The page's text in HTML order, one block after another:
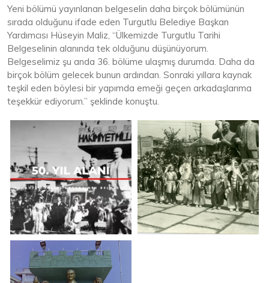
Yeni bölümü yayınlanan belgeselin daha birçok bölümünün
sırada olduğunu ifade eden Turgutlu Belediye Başkan
Yardımcısı Hüseyin Maliz, “Ülkemizde Turgutlu Tarihi
Belgeselinin alanında tek olduğunu düşünüyorum.
Belgeselimiz şu anda 36. bölüme ulaşmış durumda. Daha da
birçok bölüm gelecek bunun ardından. Sonraki yıllara kaynak
teşkil eden böylesi bir yapımda emeği geçen arkadaşlarıma
teşekkür ediyorum.” şeklinde konuştu.